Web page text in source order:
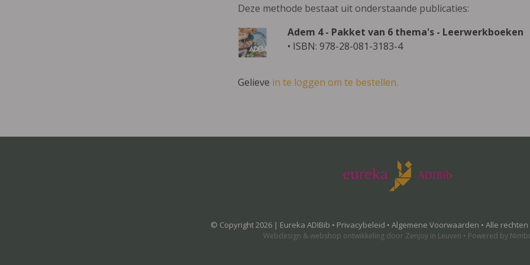
Deze methode bestaat uit onderstaande publicaties:
Adem 4 - Pakket van 6 thema's - Leerwerkboeken
• ISBN: 978-28-081-3183-4
Gelieve in te loggen om te bestellen.
© Copyright 2026 | Eureka ADIBib • Privacybeleid • Algemene Voorwaarden • Alle
Webdesign & webshop ontwikkelingdoor Zenjoy in Leuven • Powered by